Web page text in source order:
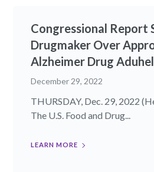
Congressional Report
Drugmaker Over
Alzheimer Drug
December 29, 2022
THURSDAY, Dec. 29, 2022
The U.S. Food and Drug...
LEARN MORE